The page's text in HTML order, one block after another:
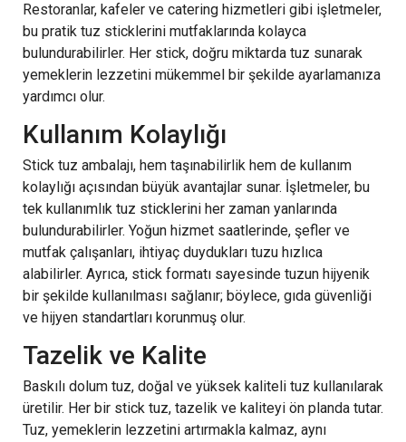
Restoranlar, kafeler ve catering hizmetleri gibi işletmeler,
bu pratik tuz sticklerini mutfaklarında kolayca
bulundurabilirler. Her stick, doğru miktarda tuz sunarak
yemeklerin lezzetini mükemmel bir şekilde ayarlamanıza
yardımcı olur.
Kullanım Kolaylığı
Stick tuz ambalajı, hem taşınabilirlik hem de kullanım
kolaylığı açısından büyük avantajlar sunar. İşletmeler, bu
tek kullanımlık tuz sticklerini her zaman yanlarında
bulundurabilirler. Yoğun hizmet saatlerinde, şefler ve
mutfak çalışanları, ihtiyaç duydukları tuzu hızlıca
alabilirler. Ayrıca, stick formatı sayesinde tuzun hijyenik
bir şekilde kullanılması sağlanır; böylece, gıda güvenliği
ve hijyen standartları korunmuş olur.
Tazelik ve Kalite
Baskılı dolum tuz, doğal ve yüksek kaliteli tuz kullanılarak
üretilir. Her bir stick tuz, tazelik ve kaliteyi ön planda tutar.
Tuz, yemeklerin lezzetini artırmakla kalmaz, aynı